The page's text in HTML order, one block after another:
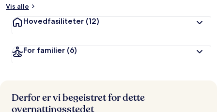
v
e
Vis alle
Hovedfasiliteter (12)
For familier (6)
Derfor er vi begeistret for dette
overnattingsstedet